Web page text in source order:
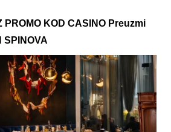
PROMO KOD CASINO Preuzmi
SPINOVA